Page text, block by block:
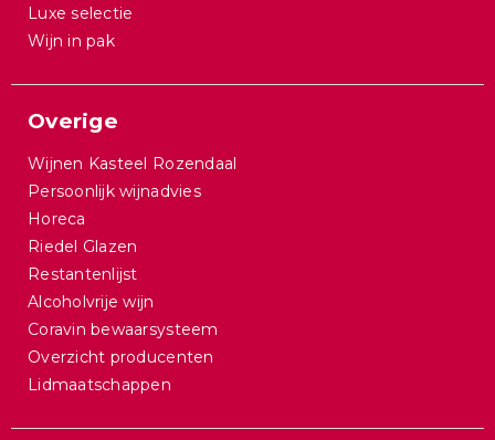
Luxe selectie
Wijn in pak
Overige
Wijnen Kasteel Rozendaal
Persoonlijk wijnadvies
Horeca
Riedel Glazen
Restantenlijst
Alcoholvrije wijn
Coravin bewaarsysteem
Overzicht producenten
Lidmaatschappen